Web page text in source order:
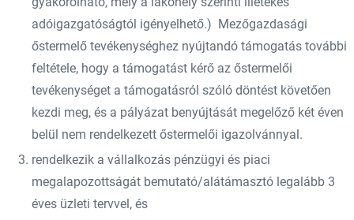
adóigazgatóságtól igényelhető.) Mezőgazdasági
őstermelő tevékenységhez nyújtandó támogatás további
feltétele, hogy a támogatást kérő az őstermelői
tevékenységet a támogatásról szóló döntést követően
kezdi meg, és a pályázat benyújtását megelőző két éven
belül nem rendelkezett őstermelői igazolvánnyal.
rendelkezik a vállalkozás pénzügyi és piaci
megalapozottságát bemutató/alátámasztó legalább 3
éves üzleti tervvel, és